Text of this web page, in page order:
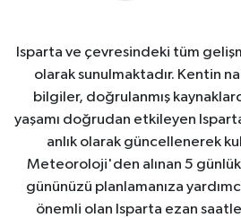
Isparta ve çevresindeki tüm
olarak sunulmaktadır. Kentin
bilgiler, doğrulanmış
yaşamı doğrudan etkileyen
anlık olarak güncellenerek
Meteoroloji'den alınan 5
gününüzü planlamanıza
önemli olan Isparta ezan